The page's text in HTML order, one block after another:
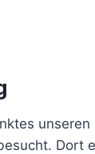
unseren
Dort